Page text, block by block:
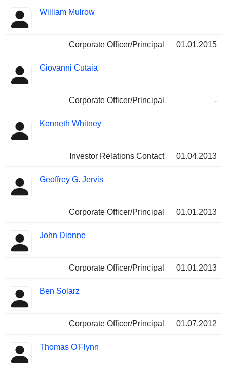
William Mulrow
Corporate Officer/Principal 01.01.2015
Giovanni Cutaia
Corporate Officer/Principal -
Kenneth Whitney
Investor Relations Contact 01.04.2013
Geoffrey G. Jervis
Corporate Officer/Principal 01.01.2013
John Dionne
Corporate Officer/Principal 01.01.2013
Ben Solarz
Corporate Officer/Principal 01.07.2012
Thomas O'Flynn